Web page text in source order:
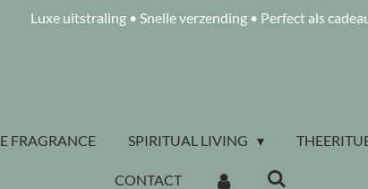
Luxe uitstraling • Snelle verzending • Perfect als
FRAGRANCE SPIRITUAL LIVING
CONTACT